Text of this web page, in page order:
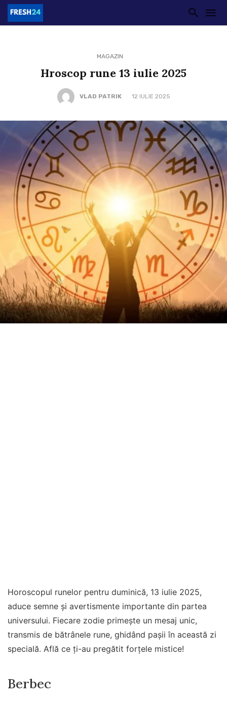
MAGAZIN
Hroscop rune 13 iulie 2025
VLAD PATRIK 12 IULIE 2025
Horoscopul runelor pentru duminică, 13 iulie 2025,
aduce semne și avertismente importante din partea
universului. Fiecare zodie primește un mesaj unic,
transmis de bătrânele rune, ghidând pașii în această zi
specială. Află ce ți-au pregătit forțele mistice!
Berbec